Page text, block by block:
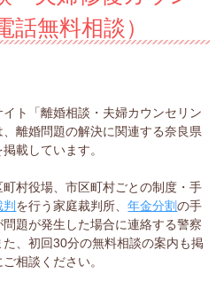
無料相談）
ト「離婚相談・夫婦カウンセリン
離婚問題の解決に関連する奈良県
載しています。
村役場、市区町村ごとの制度・手
を行う家庭裁判所、年金分割の手
題が発生した場合に連絡する警察
、初回30分の無料相談の案内も掲
相談ください。